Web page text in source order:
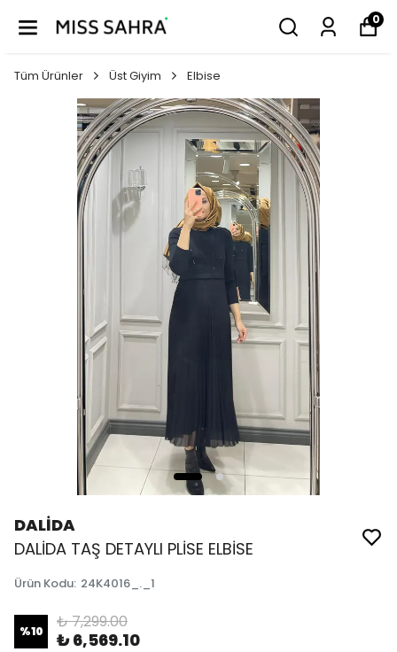
0
Tüm Ürünler Üst Giyim Elbise
DALİDA
DALİDA TAŞ DETAYLI PLİSE ELBİSE
Ürün Kodu: 24K4016_._1
%10 ₺ 7,299.00
₺ 6,569.10